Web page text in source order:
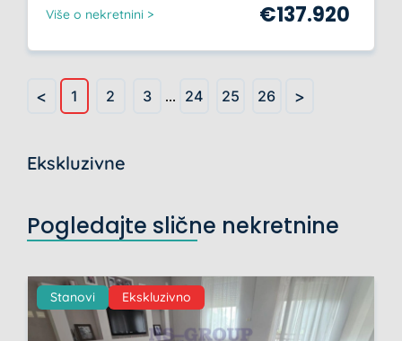
Više o nekretnini > €137.920
< 1 2 3 ... 24 25 26 >
Ekskluzivne
Pogledajte slične nekretnine
Stanovi Ekskluzivno